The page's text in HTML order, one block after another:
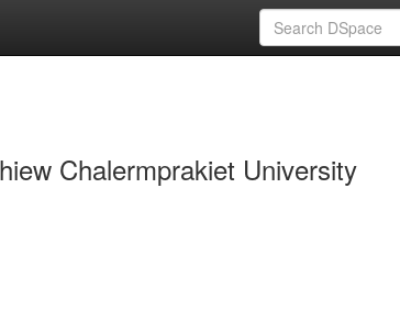
Chalermprakiet University